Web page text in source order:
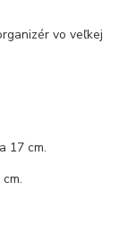
vo veľkej
17 cm.